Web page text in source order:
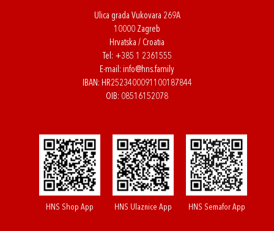
Ulica grada Vukovara 269A
10000 Zagreb
Hrvatska / Croatia
Tel: +385 1 2361555
E-mail: info@hns.family
IBAN: HR2523400091100187844
OIB: 08516152078
HNS Shop App HNS Ulaznice App HNS Semafor App